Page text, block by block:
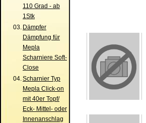
110 Grad - ab
1Stk
03. Dämpfer
Dämpfung für
Mepla
Scharniere Soft-
Close
04.Scharnier Typ
Mepla Click-on
mit 40er Topf/
Eck- Mittel- oder
Innenanschlag